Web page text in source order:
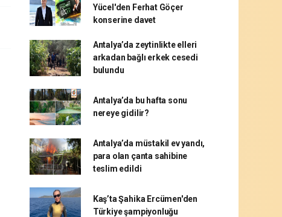
Yücel'den Ferhat Göçer
konserine davet
Antalya’da zeytinlikte elleri
arkadan bağlı erkek cesedi
bulundu
Antalya’da bu hafta sonu
nereye gidilir?
Antalya’da müstakil ev yandı,
para olan çanta sahibine
teslim edildi
Kaş’ta Şahika Ercümen'den
Türkiye şampiyonluğu